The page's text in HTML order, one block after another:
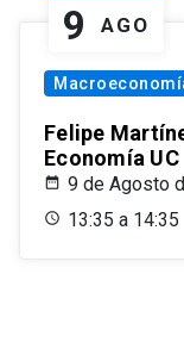
9 AGO
Felipe
Economía UC
9 de Agosto
13:35 a 14:35